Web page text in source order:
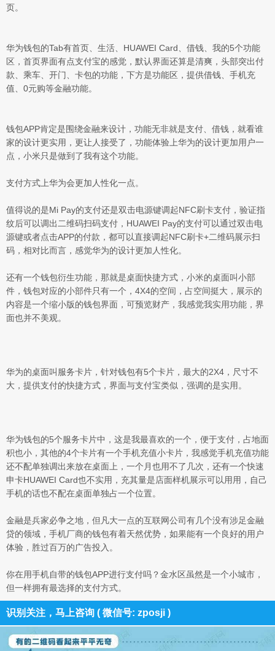
页。
华为钱包的Tab有首页、生活、HUAWEI Card、借钱、我的5个功能
区，首页界面有点支付宝的感觉，默认界面还算是清爽，头部突出付
款、乘车、开门、卡包的功能，下方是功能区，提供借钱、手机充
值、0元购等金融功能。
钱包APP肯定是围绕金融来设计，功能无非就是支付、借钱，就看谁
家的设计更实用，更让人接受了，功能体验上华为的设计更加用户一
点，小米只是做到了我有这个功能。
支付方式上华为会更加人性化一点。
值得说的是Mi Pay的支付还是双击电源键调起NFC刷卡支付，验证指
纹后可以调出二维码扫码支付，HUAWEI Pay的支付可以通过双击电
源键或者点击APP的付款，都可以直接调起NFC刷卡+二维码展示扫
码，相对比而言，感觉华为的设计更加人性化。
还有一个钱包衍生功能，那就是桌面快捷方式，小米的桌面叫小部
件，钱包对应的小部件只有一个，4X4的空间，占空间挺大，展示的
内容是一个缩小版的钱包界面，可预览财产，我感觉我实用功能，界
面也并不美观。
华为的桌面叫服务卡片，针对钱包有5个卡片，最大的2X4，尺寸不
大，提供支付的快捷方式，界面与支付宝类似，强调的是实用。
华为钱包的5个服务卡片中，这是我最喜欢的一个，便于支付，占地面
积也小，其他的4个卡片有一个手机充值小卡片，我感觉手机充值功能
还不配单独调出来放在桌面上，一个月也用不了几次，还有一个快速
申卡HUAWEI Card也不实用，充其量是店面样机展示可以用用，自己
手机的话也不配在桌面单独占一个位置。
金融是兵家必争之地，但凡大一点的互联网公司有几个没有涉足金融
贷的领域，手机厂商的钱包有着天然优势，如果能有一个良好的用户
体验，胜过百万的广告投入。
你在用手机自带的钱包APP进行支付吗？金水区虽然是一个小城市，
但一样拥有最选择的支付方式。
识别关注，马上咨询 ( 微信号: zposji )